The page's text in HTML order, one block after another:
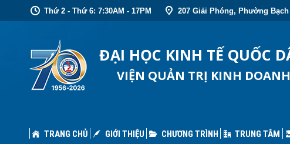
Thứ 2 - Thứ 6: 7:30AM - 17PM 207 Giải Phóng, Phường
ĐẠI HỌC KINH TẾ QUỐC
VIỆN QUẢN TRỊ KINH DOANH
TRANG CHỦ GIỚI THIỆU CHƯƠNG TRÌNH TRUNG TÂM
CHƯƠNG TRÌNH TRUNG TÂM